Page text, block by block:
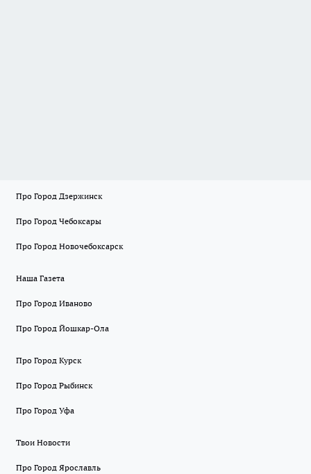
Про Город Дзержинск
Про Город Чебоксары
Про Город Новочебоксарск
Наша Газета
Про Город Иваново
Про Город Йошкар-Ола
Про Город Курск
Про Город Рыбинск
Про Город Уфа
Твои Новости
Про Город Ярославль